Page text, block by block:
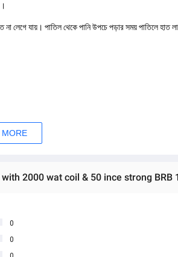
লেগে যায়। পাতিল থেকে পানি উপচে পড়ার সময় পাতিলে হাত
2000 wat coil & 50 ince strong BRB
0
0